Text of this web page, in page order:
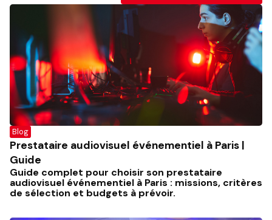
Blog
Prestataire audiovisuel événementiel à Paris |
Guide
Guide complet pour choisir son prestataire
audiovisuel événementiel à Paris : missions, critères
de sélection et budgets à prévoir.